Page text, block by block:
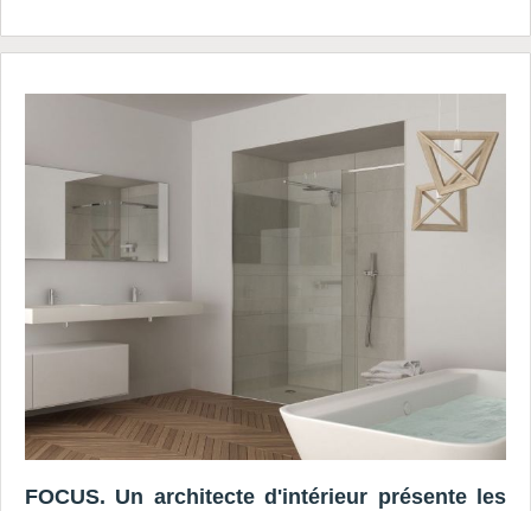
FOCUS. Un architecte d'intérieur présente les